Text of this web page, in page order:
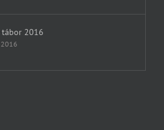
tábor 2016
2016